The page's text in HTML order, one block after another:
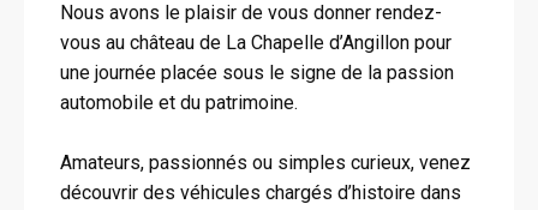
Nous avons le plaisir de vous donner rendez-
vous au château de La Chapelle d’Angillon pour
une journée placée sous le signe de la passion
automobile et du patrimoine.
Amateurs, passionnés ou simples curieux, venez
découvrir des véhicules chargés d’histoire dans